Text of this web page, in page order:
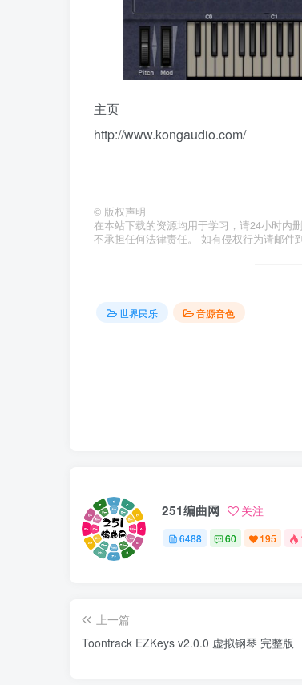
主页
http://www.kongaudio.com/
© 版权声明
在本站下载的资源均用于学习，请24小时内
不承担任何法律责任。 如有侵权行为请邮件
世界民乐 音源音色
251编曲网 关注
6488 60 195
上一篇
Toontrack EZKeys v2.0.0 虚拟钢琴 完整版